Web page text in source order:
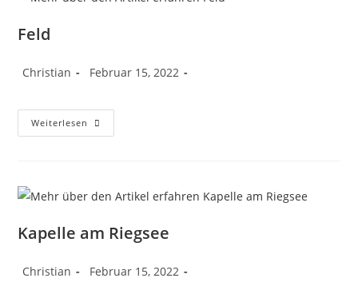
Feld
Christian Februar 15, 2022
Weiterlesen
Kapelle am Riegsee
Christian Februar 15, 2022